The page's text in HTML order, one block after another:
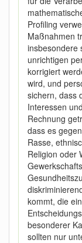
Profiling
Maßnahmen
insbesondere
unrichtigen
korrigiert
wird, und
sichern, dass
Interessen
Rechnung
dass es
Rasse,
Religion oder
kommt, die
besonderer
sollten nur